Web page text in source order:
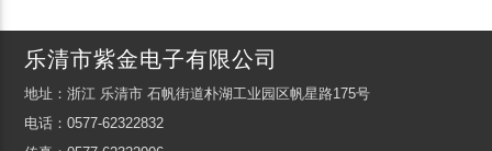
乐清市紫金电子有限公司
地址：浙江 乐清市 石帆街道朴湖工业园区帆星路175号
电话：0577-62322832